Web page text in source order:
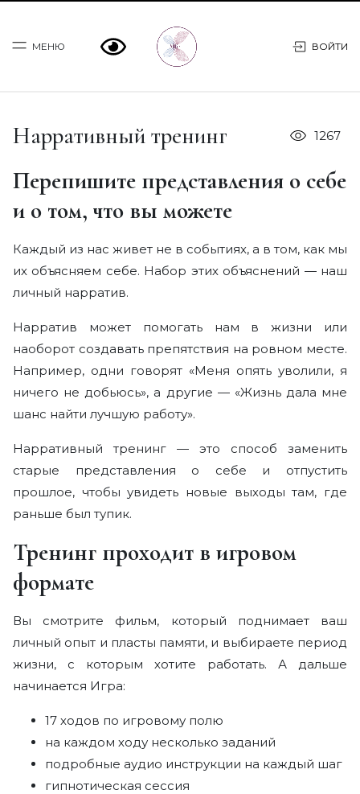
МЕНЮ ВОЙТИ
Нарративный тренинг 1267
Перепишите представления о себе
и о том, что вы можете
Каждый из нас живет не в событиях, а в том, как мы
их объясняем себе. Набор этих объяснений — наш
личный нарратив.
Нарратив может помогать нам в жизни или
наоборот создавать препятствия на ровном месте.
Например, одни говорят «Меня опять уволили, я
ничего не добьюсь», а другие — «Жизнь дала мне
шанс найти лучшую работу».
Нарративный тренинг — это способ заменить
старые представления о себе и отпустить
прошлое, чтобы увидеть новые выходы там, где
раньше был тупик.
Тренинг проходит в игровом
формате
Вы смотрите фильм, который поднимает ваш
личный опыт и пласты памяти, и выбираете период
жизни, с которым хотите работать. А дальше
начинается Игра:
17 ходов по игровому полю
на каждом ходу несколько заданий
подробные аудио инструкции на каждый шаг
гипнотическая сессия
Программы
Практикум МОСТ
Консультации
О Марии
Статьи
Книги
Отзывы
Команда
Помощь